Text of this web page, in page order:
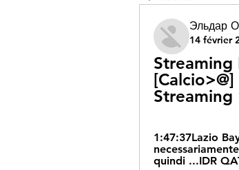
Эльдар
14 février
1:47:37Lazio
quindi ...IDR